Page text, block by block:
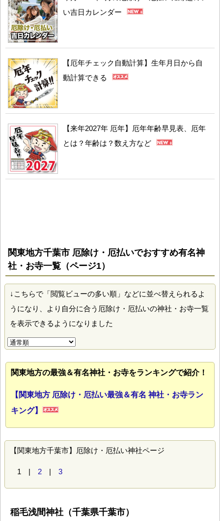
い吉日カレンダー
【厄年チェック自動計算】生年月日から自
動計算できる
【来年2027年 厄年】厄年年齢早見表、厄年
とは？年齢は？数え方など
関東地方千葉市 厄除け・厄払いでおすすめ有名神
社・お寺一覧（ページ1）
↓こちらで「閲覧ビューの多い順」などに並べ替えられるよ
うになり、より自分に合う厄除け・厄払いの神社・お寺一覧
を表示できるようになりました
関東地方の最強＆有名神社・お寺をランキングで紹介！
【関東地方 厄除け・厄払い最強＆有名 神社・お寺ラン
キング】
【関東地方千葉市】厄除け・厄払い神社ページ
1 | 2 | 3
稲毛浅間神社（千葉県千葉市）